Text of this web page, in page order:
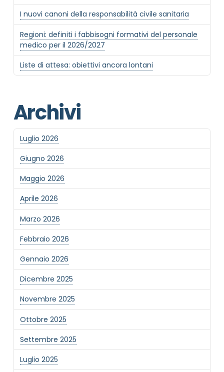
I nuovi canoni della responsabilità civile sanitaria
Regioni: definiti i fabbisogni formativi del personale
medico per il 2026/2027
Liste di attesa: obiettivi ancora lontani
Archivi
Luglio 2026
Giugno 2026
Maggio 2026
Aprile 2026
Marzo 2026
Febbraio 2026
Gennaio 2026
Dicembre 2025
Novembre 2025
Ottobre 2025
Settembre 2025
Luglio 2025